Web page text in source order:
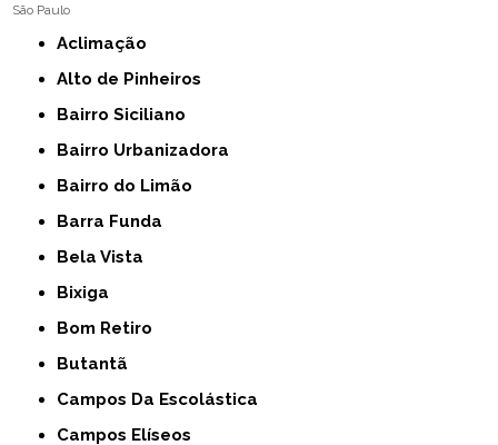
São Paulo
Aclimação
Alto de Pinheiros
Bairro Siciliano
Bairro Urbanizadora
Bairro do Limão
Barra Funda
Bela Vista
Bixiga
Bom Retiro
Butantã
Campos Da Escolástica
Campos Elíseos